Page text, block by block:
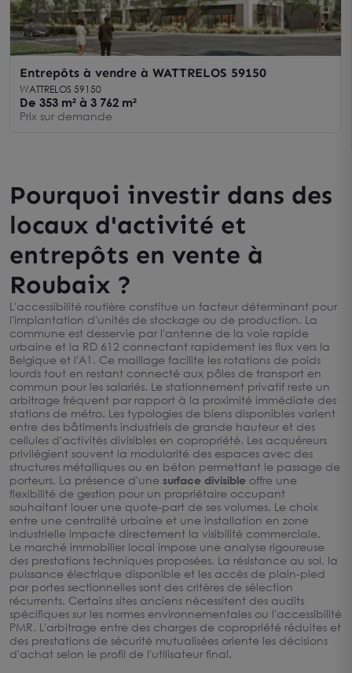
Entrepôts à vendre à WATTRELOS 59150
WATTRELOS 59150
De 353 m² à 3 762 m²
Prix sur demande
Pourquoi investir dans des
locaux d'activité et
entrepôts en vente à
Roubaix ?
L'accessibilité routière constitue un facteur déterminant pour
l'implantation d'unités de stockage ou de production. La
commune est desservie par l'antenne de la voie rapide
urbaine et la RD 612 connectant rapidement les flux vers la
Belgique et l'A1. Ce maillage facilite les rotations de poids
lourds tout en restant connecté aux pôles de transport en
commun pour les salariés. Le stationnement privatif reste un
arbitrage fréquent par rapport à la proximité immédiate des
stations de métro. Les typologies de biens disponibles varient
entre des bâtiments industriels de grande hauteur et des
cellules d'activités divisibles en copropriété. Les acquéreurs
privilégient souvent la modularité des espaces avec des
structures métalliques ou en béton permettant le passage de
porteurs. La présence d'une surface divisible offre une
flexibilité de gestion pour un propriétaire occupant
souhaitant louer une quote-part de ses volumes. Le choix
entre une centralité urbaine et une installation en zone
industrielle impacte directement la visibilité commerciale.
Le marché immobilier local impose une analyse rigoureuse
des prestations techniques proposées. La résistance au sol, la
puissance électrique disponible et les accès de plain-pied
par portes sectionnelles sont des critères de sélection
récurrents. Certains sites anciens nécessitent des audits
spécifiques sur les normes environnementales ou l'accessibilité
PMR. L'arbitrage entre des charges de copropriété réduites et
des prestations de sécurité mutualisées oriente les décisions
d'achat selon le profil de l'utilisateur final.